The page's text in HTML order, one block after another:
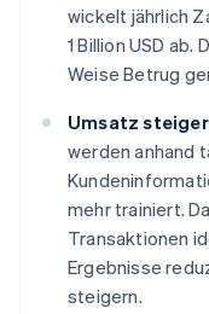
wickelt jährlich
1 Billion USD ab.
Weise Betrug
Umsatz
werden anhand
mehr trainiert.
Transaktionen
Ergebnisse
steigern.